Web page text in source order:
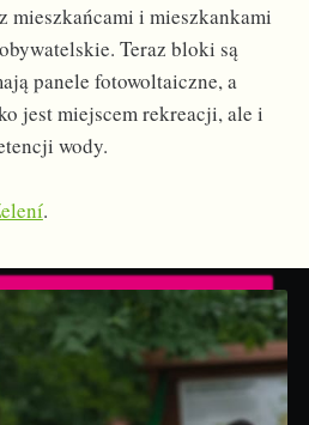
mieszkańcami i mieszkankami
Teraz bloki są
panele fotowoltaiczne, a
jest miejscem rekreacji, ale i
wody.
.